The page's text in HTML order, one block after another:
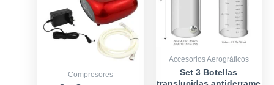
Compresores
Accesorios Aerográficos
Set 3 Botellas